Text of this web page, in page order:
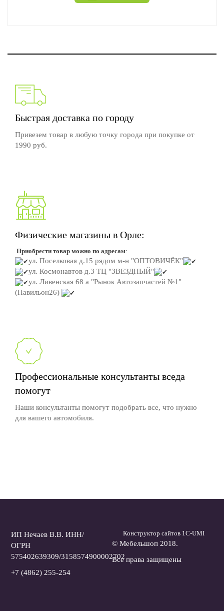
Быстрая доставка по городу
Привезем товар в любую точку города при покупке от
1990 руб.
Физические магазины в Орле:
Приобрести товар можно по адресам:
ул. Поселковая д.15 рядом м-н "ОПТОВИЧЁК"
ул. Космонавтов д.3 ТЦ "ЗВЕЗДНЫЙ"
ул. Ливенская 68 а "Рынок Автозапчастей №1"
(Павильон26)
Профессиональные консультанты вседа
помогут
Наши консультанты помогут подобрать все, что нужно
для вашего автомобиля.
ИП Нечаев В.В. ИНН/
ОГРН
575402639309/3158574900002702
+7 (4862) 255-254
Конструктор сайтов 1С-UMI
© Мебельшоп 2018.
Все права защищены